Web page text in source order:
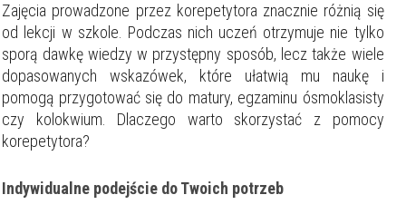
Zajęcia prowadzone przez korepetytora znacznie różnią się
od lekcji w szkole. Podczas nich uczeń otrzymuje nie tylko
sporą dawkę wiedzy w przystępny sposób, lecz także wiele
dopasowanych wskazówek, które ułatwią mu naukę i
pomogą przygotować się do matury, egzaminu ósmoklasisty
czy kolokwium. Dlaczego warto skorzystać z pomocy
korepetytora?
Indywidualne podejście do Twoich potrzeb